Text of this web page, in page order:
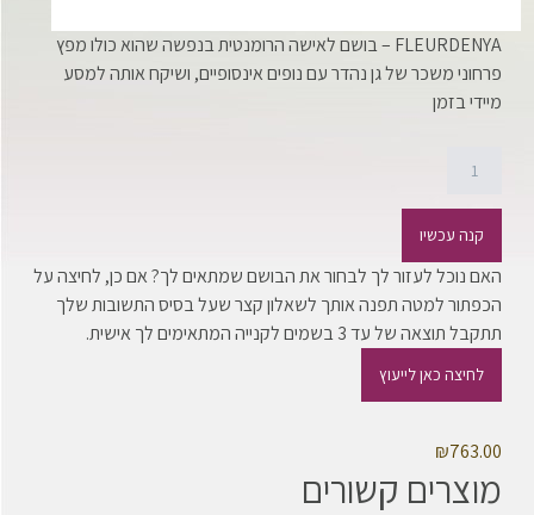
FLEURDENYA – בושם לאישה הרומנטית בנפשה שהוא כולו מפץ
פרחוני משכר של גן נהדר עם נופים אינסופיים, ושיקח אותה למסע
מיידי בזמן
קנה עכשיו
האם נוכל לעזור לך לבחור את הבושם שמתאים לך? אם כן, לחיצה על
הכפתור למטה תפנה אותך לשאלון קצר שעל בסיס התשובות שלך
תתקבל תוצאה של עד 3 בשמים לקנייה המתאימים לך אישית.
לחיצה כאן לייעוץ
₪763.00
מוצרים קשורים